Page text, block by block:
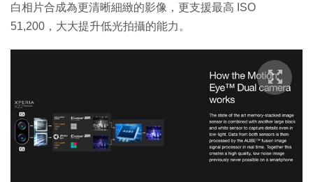
白相片合成為更清晰細緻的影像，更支援最高 ISO
51,200，大大提升低光拍攝的能力。